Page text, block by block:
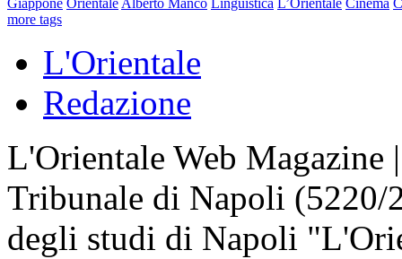
Giappone OrientaleAlberto Manco Linguistica L’Orientale Cinema
more tags
L'Orientale
Redazione
L'Orientale Web Magazine
Tribunale di Napoli
degli studi di Napoli